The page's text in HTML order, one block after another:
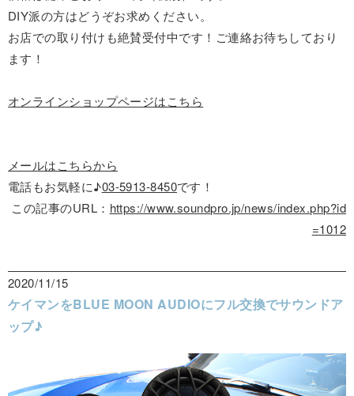
DIY派の方はどうぞお求めください。
お店での取り付けも絶賛受付中です！ご連絡お待ちしており
ます！
オンラインショップページはこちら
メールはこちらから
電話もお気軽に♪03-5913-8450です！
この記事のURL： https://www.soundpro.jp/news/index.php?id
=1012
2020/11/15
ケイマンをBLUE MOON AUDIOにフル交換でサウンドア
ップ♪